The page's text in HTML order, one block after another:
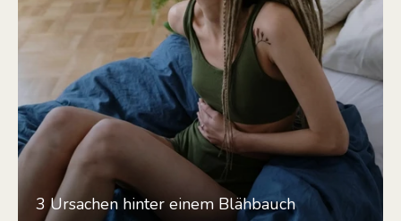
3 Ursachen hinter einem Blähbauch